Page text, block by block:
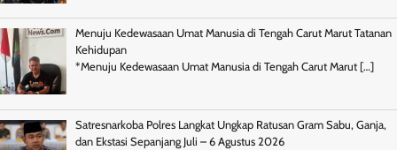
Menuju Kedewasaan Umat Manusia di Tengah Carut Marut Tatanan
Kehidupan
*Menuju Kedewasaan Umat Manusia di Tengah Carut Marut […]
Satresnarkoba Polres Langkat Ungkap Ratusan Gram Sabu, Ganja,
dan Ekstasi Sepanjang Juli – 6 Agustus 2026